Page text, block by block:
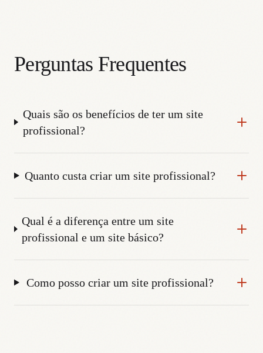
Perguntas Frequentes
Quais são os benefícios de ter um site
profissional?
Quanto custa criar um site profissional?
Qual é a diferença entre um site
profissional e um site básico?
Como posso criar um site profissional?